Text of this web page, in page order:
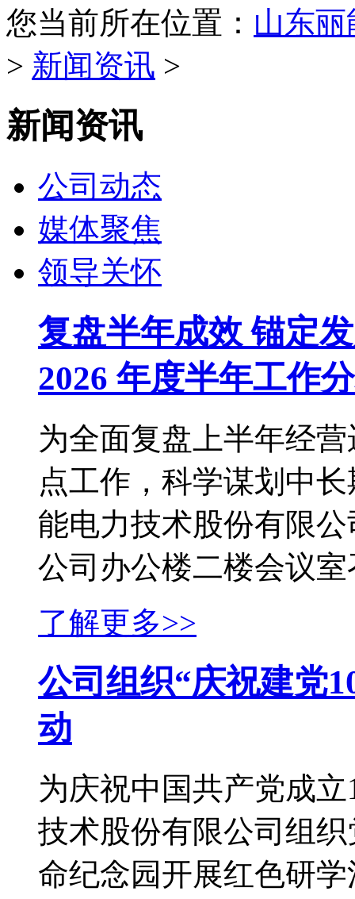
您当前所在位置： 山东
> 新闻资讯 >
新闻资讯
公司动态
媒体聚焦
领导关怀
复盘半年成效 锚定
2026 年度半年工作
为全面复盘上半年经
点工作，科学谋划中
能电力技术股份有限
公司办公楼二楼会议室
了解更多>>
公司组织“庆祝建党
动
为庆祝中国共产党成
技术股份有限公司组
命纪念园开展红色研